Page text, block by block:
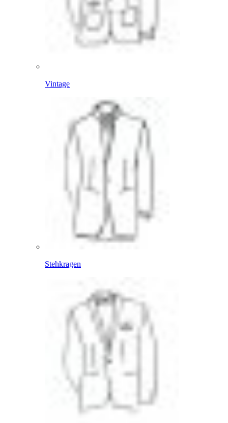
Vintage
Stehkragen